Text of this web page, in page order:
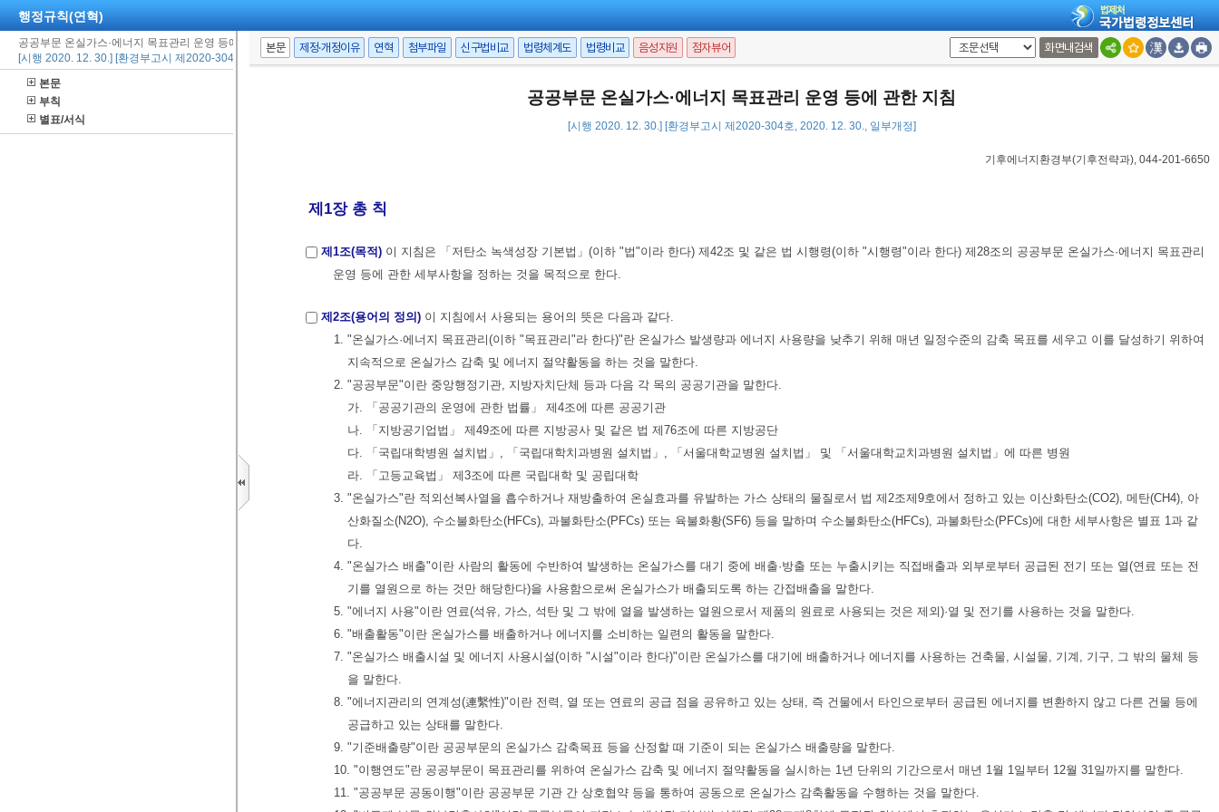
행정규칙(연혁)
공공부문 온실가스·에너지 목표관리 운영 등에 관한 지침
[시행 2020. 12. 30.] [환경부고시 제2020-304호, 2020. 12. 30., 일부개정]
본문
부칙
별표/서식
본문 제정·개정이유 연혁 첨부파일 신구법비교 법령체계도 법령비교 음성지원 점자뷰어 화면내검색
공공부문 온실가스·에너지 목표관리 운영 등에 관한 지침
[시행 2020. 12. 30.] [환경부고시 제2020-304호, 2020. 12. 30., 일부개정]
기후에너지환경부(기후전략과), 044-201-6650
제1장 총 칙
제1조(목적) 이 지침은 「저탄소 녹색성장 기본법」(이하 "법"이라 한다) 제42조 및 같은 법 시행령(이하 "시행령"이라 한다) 제28조의 공공부문 온실가스·에너지 목표관리
운영 등에 관한 세부사항을 정하는 것을 목적으로 한다.
제2조(용어의 정의) 이 지침에서 사용되는 용어의 뜻은 다음과 같다.
1. "온실가스·에너지 목표관리(이하 "목표관리"라 한다)"란 온실가스 발생량과 에너지 사용량을 낮추기 위해 매년 일정수준의 감축 목표를 세우고 이를 달성하기 위하여
지속적으로 온실가스 감축 및 에너지 절약활동을 하는 것을 말한다.
2. "공공부문"이란 중앙행정기관, 지방자치단체 등과 다음 각 목의 공공기관을 말한다.
가. 「공공기관의 운영에 관한 법률」 제4조에 따른 공공기관
나. 「지방공기업법」 제49조에 따른 지방공사 및 같은 법 제76조에 따른 지방공단
다. 「국립대학병원 설치법」, 「국립대학치과병원 설치법」, 「서울대학교병원 설치법」 및 「서울대학교치과병원 설치법」에 따른 병원
라. 「고등교육법」 제3조에 따른 국립대학 및 공립대학
3. "온실가스"란 적외선복사열을 흡수하거나 재방출하여 온실효과를 유발하는 가스 상태의 물질로서 법 제2조제9호에서 정하고 있는 이산화탄소(CO2), 메탄(CH4), 아
산화질소(N2O), 수소불화탄소(HFCs), 과불화탄소(PFCs) 또는 육불화황(SF6) 등을 말하며 수소불화탄소(HFCs), 과불화탄소(PFCs)에 대한 세부사항은 별표 1과 같
다.
4. "온실가스 배출"이란 사람의 활동에 수반하여 발생하는 온실가스를 대기 중에 배출·방출 또는 누출시키는 직접배출과 외부로부터 공급된 전기 또는 열(연료 또는 전
기를 열원으로 하는 것만 해당한다)을 사용함으로써 온실가스가 배출되도록 하는 간접배출을 말한다.
5. "에너지 사용"이란 연료(석유, 가스, 석탄 및 그 밖에 열을 발생하는 열원으로서 제품의 원료로 사용되는 것은 제외)·열 및 전기를 사용하는 것을 말한다.
6. "배출활동"이란 온실가스를 배출하거나 에너지를 소비하는 일련의 활동을 말한다.
7. "온실가스 배출시설 및 에너지 사용시설(이하 "시설"이라 한다)"이란 온실가스를 대기에 배출하거나 에너지를 사용하는 건축물, 시설물, 기계, 기구, 그 밖의 물체 등
을 말한다.
8. "에너지관리의 연계성(連繫性)"이란 전력, 열 또는 연료의 공급 점을 공유하고 있는 상태, 즉 건물에서 타인으로부터 공급된 에너지를 변환하지 않고 다른 건물 등에
공급하고 있는 상태를 말한다.
9. "기준배출량"이란 공공부문의 온실가스 감축목표 등을 산정할 때 기준이 되는 온실가스 배출량을 말한다.
10. "이행연도"란 공공부문이 목표관리를 위하여 온실가스 감축 및 에너지 절약활동을 실시하는 1년 단위의 기간으로서 매년 1월 1일부터 12월 31일까지를 말한다.
11. "공공부문 공동이행"이란 공공부문 기관 간 상호협약 등을 통하여 공동으로 온실가스 감축활동을 수행하는 것을 말한다.